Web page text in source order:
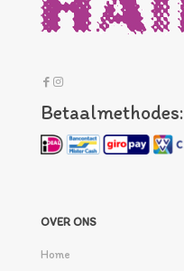
Betaalmethodes:
OVER ONS
Home